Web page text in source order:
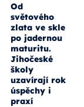
Od
světového
zlata ve skle
po jadernou
maturitu.
Jihočeské
školy
uzavírají rok
úspěchy i
praxí